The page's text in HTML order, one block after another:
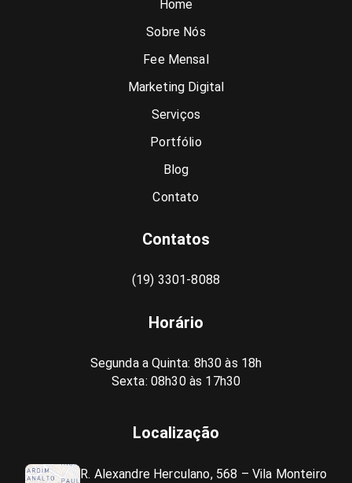
Home
Sobre Nós
Fee Mensal
Marketing Digital
Serviços
Portfólio
Blog
Contato
Contatos
(19) 3301-8088
Horário
Segunda a Quinta: 8h30 às 18h
Sexta: 08h30 às 17h30
Localização
R. Alexandre Herculano, 568 – Vila Monteiro